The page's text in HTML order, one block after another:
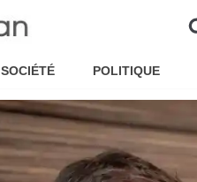
SOCIÉTÉ POLITIQUE
Torres Brèves